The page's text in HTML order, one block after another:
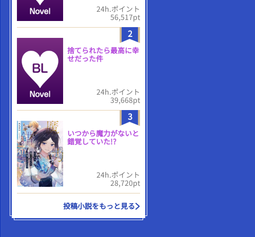
24h.ポイント
56,517pt
2
捨てられたら最高に幸
せだった件
24h.ポイント
39,668pt
3
いつから魔力がないと
錯覚していた!?
24h.ポイント
28,720pt
投稿小説をもっと見る